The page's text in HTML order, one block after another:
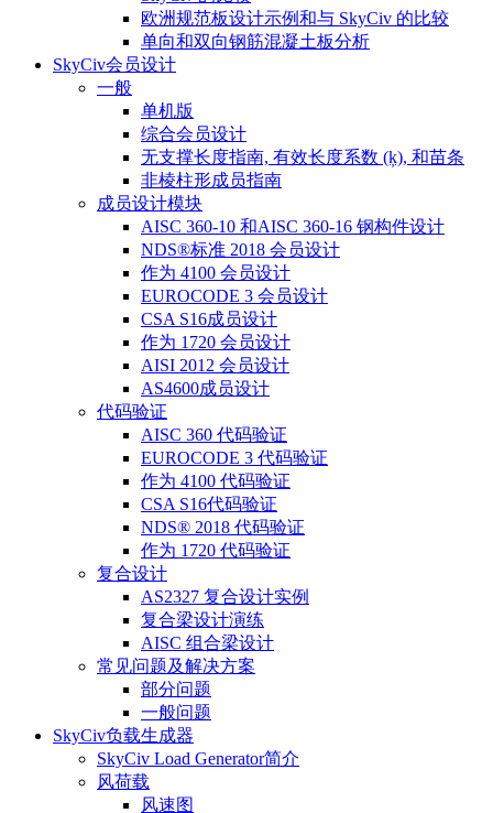
欧洲规范板设计示例和与 SkyCiv 的比较
单向和双向钢筋混凝土板分析
SkyCiv会员设计
一般
单机版
综合会员设计
无支撑长度指南, 有效长度系数 (ķ), 和苗条
非棱柱形成员指南
成员设计模块
AISC 360-10 和AISC 360-16 钢构件设计
NDS®标准 2018 会员设计
作为 4100 会员设计
EUROCODE 3 会员设计
CSA S16成员设计
作为 1720 会员设计
AISI 2012 会员设计
AS4600成员设计
代码验证
AISC 360 代码验证
EUROCODE 3 代码验证
作为 4100 代码验证
CSA S16代码验证
NDS® 2018 代码验证
作为 1720 代码验证
复合设计
AS2327 复合设计实例
复合梁设计演练
AISC 组合梁设计
常见问题及解决方案
部分问题
一般问题
SkyCiv负载生成器
SkyCiv Load Generator简介
风荷载
风速图